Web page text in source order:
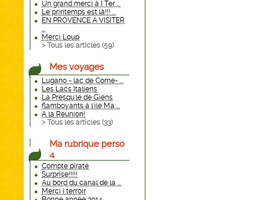
Un grand merci à I Ter ...
Le printemps est là!!! ...
EN PROVENCE A VISITER
...
Merci Loup
> Tous les articles (59)
Mes voyages
Lugano - lac de Come- ...
Les Lacs Italiens
La Presqu'le de Giens
flamboyants à l'ile Ma ...
A la Reunion!
> Tous les articles (33)
Ma rubrique perso
4
Compte piraté
Surprise!!!!!
Au bord du canal de la ...
Merci i terroir